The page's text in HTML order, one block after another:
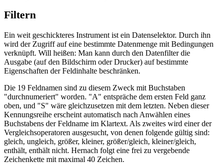
Filtern
Ein weit geschickteres Instrument ist ein Datenselektor. Durch ihn
wird der Zugriff auf eine bestimmte Datenmenge mit Bedingungen
verknüpft. Will heißen: Man kann durch den Datenfilter die
Ausgabe (auf den Bildschirm oder Drucker) auf bestimmte
Eigenschaften der Feldinhalte beschränken.
Die 19 Feldnamen sind zu diesem Zweck mit Buchstaben
"durchnumeriert" worden. "A" entspräche dem ersten Feld ganz
oben, und "S" wäre gleichzusetzen mit dem letzten. Neben dieser
Kennungsreihe erscheint automatisch nach Anwählen eines
Buchstabens der Feldname im Klartext. Als zweites wird einer der
Vergleichsoperatoren ausgesucht, von denen folgende gültig sind:
gleich, ungleich, größer, kleiner, größer/gleich, kleiner/gleich,
enthält, enthält nicht. Hernach folgt eine frei zu vergebende
Zeichenkette mit maximal 40 Zeichen.